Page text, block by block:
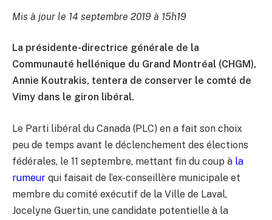
Mis à jour le 14 septembre 2019 à 15h19
La présidente-directrice générale de la
Communauté hellénique du Grand Montréal (CHGM),
Annie Koutrakis, tentera de conserver le comté de
Vimy dans le giron libéral.
Le Parti libéral du Canada (PLC) en a fait son choix
peu de temps avant le déclenchement des élections
fédérales, le 11 septembre, mettant fin du coup à la
rumeur qui faisait de l’ex-conseillère municipale et
membre du comité exécutif de la Ville de Laval,
Jocelyne Guertin, une candidate potentielle à la